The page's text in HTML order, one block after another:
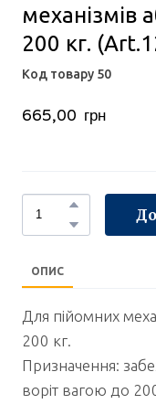
механізмів
200 кг.
Код товару 50
665,00  грн
ОПИС
Для пійомних
200 кг.
Призначення:
воріт вагою до